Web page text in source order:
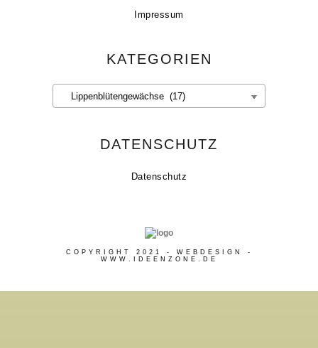
Impressum
KATEGORIEN
Kategorien
DATENSCHUTZ
Datenschutz
COPYRIGHT 2021 - WEBDESIGN -
WWW.IDEENZONE.DE